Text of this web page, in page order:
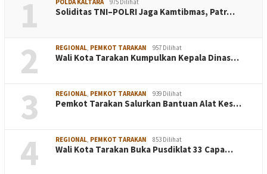
1 Soliditas TNI–POLRI Jaga Kamtibmas, Patr…
2 REGIONAL PEMKOT TARAKAN 957 Dilihat
Wali Kota Tarakan Kumpulkan Kepala Dinas…
3 REGIONAL PEMKOT TARAKAN 939 Dilihat
Pemkot Tarakan Salurkan Bantuan Alat Kes…
4 REGIONAL PEMKOT TARAKAN 853 Dilihat
Wali Kota Tarakan Buka Pusdiklat 33 Capa…